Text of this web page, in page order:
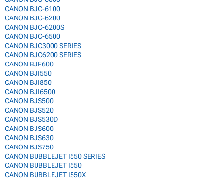
CANON BJC-6100
CANON BJC-6200
CANON BJC-6200S
CANON BJC-6500
CANON BJC3000 SERIES
CANON BJC6200 SERIES
CANON BJF600
CANON BJI550
CANON BJI850
CANON BJI6500
CANON BJS500
CANON BJS520
CANON BJS530D
CANON BJS600
CANON BJS630
CANON BJS750
CANON BUBBLEJET I550 SERIES
CANON BUBBLEJET I550
CANON BUBBLEJET I550X